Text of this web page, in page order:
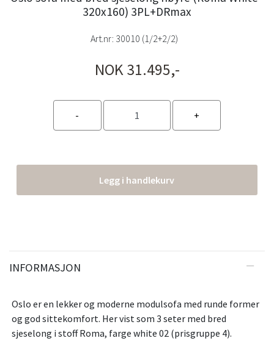
320x160) 3PL+DRmax
Art.nr: 30010 (1/2+2/2)
NOK 31.495,-
Legg i handlekurv
INFORMASJON
Oslo er en lekker og moderne modulsofa med runde former
og god sittekomfort. Her vist som 3 seter med bred
sjeselong i stoff Roma, farge white 02 (prisgruppe 4).